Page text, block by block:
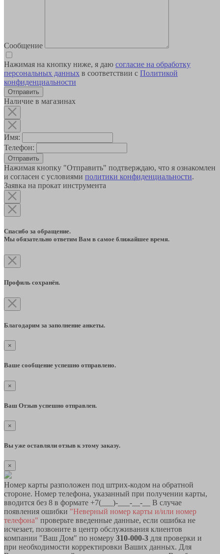
Сообщение
Нажимая на кнопку ниже, я даю согласие на обработку
персональных данных в соответствии с Политикой
конфиденциальности
Наличие в магазинах
Имя:
Телефон:
Отправить
Нажимая кнопку "Отправить" подтверждаю, что я ознакомлен
и согласен с условиями политики конфиденциальности.
Заявка на прокат инструмента
Спасибо за обращение.
Мы обязательно ответим Вам в самое ближайшее время.
Профиль сохранён.
Благодарим за заполнение анкеты.
×
Ваше сообщение успешно отправлено.
×
Ваш Отзыв успешно отправлен.
×
Вы уже оставляли отзыв к этому заказу.
×
Номер карты разположен под штрих-кодом на обратной
стороне. Номер телефона, указанный при получении карты,
вводится без 8 в формате +7(___)-___-__-__ В случае
появления ошибки "Неверный номер карты и/или номер
телефона" проверьте введенные данные, если ошибка не
исчезает, позвоните в центр обслуживания клиентов
компании "Ваш Дом" по номеру 310-000-3 для проверки и
при необходимости корректировки Ваших данных. Для